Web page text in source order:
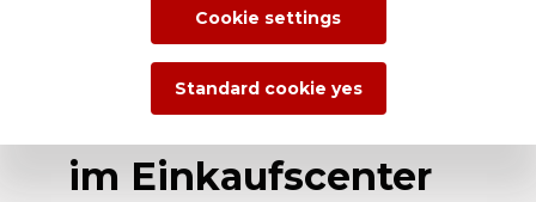
Zuschlag für die
Vermarktung von
80 Werbeflächen
im Einkaufscenter
Cookie settings
Standard cookie yes